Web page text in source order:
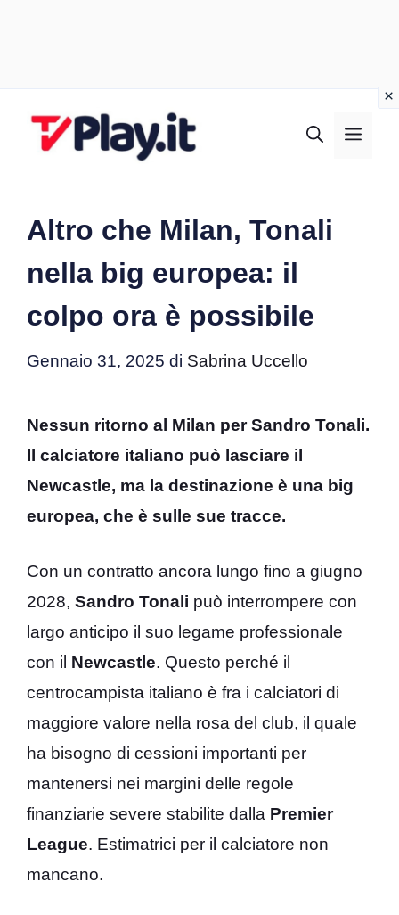
Altro che Milan, Tonali
nella big europea: il
colpo ora è possibile
Gennaio 31, 2025 di Sabrina Uccello
Nessun ritorno al Milan per Sandro Tonali.
Il calciatore italiano può lasciare il
Newcastle, ma la destinazione è una big
europea, che è sulle sue tracce.
Con un contratto ancora lungo fino a giugno
2028, Sandro Tonali può interrompere con
largo anticipo il suo legame professionale
con il Newcastle. Questo perché il
centrocampista italiano è fra i calciatori di
maggiore valore nella rosa del club, il quale
ha bisogno di cessioni importanti per
mantenersi nei margini delle regole
finanziarie severe stabilite dalla Premier
League. Estimatrici per il calciatore non
mancano.